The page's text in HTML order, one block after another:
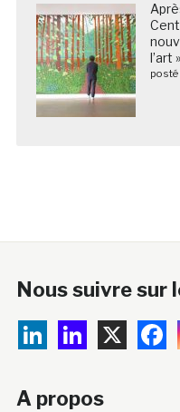
l’art »
posté
Nous suivre sur
A propos